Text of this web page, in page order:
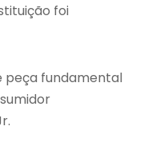
foi
peça fundamental